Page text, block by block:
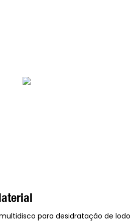
para desidratação de lodo